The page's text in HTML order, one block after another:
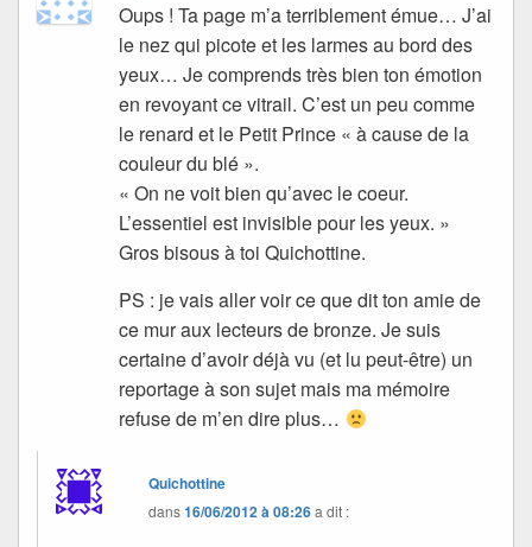
Oups ! Ta page m’a terriblement émue… J’ai
le nez qui picote et les larmes au bord des
yeux… Je comprends très bien ton émotion
en revoyant ce vitrail. C’est un peu comme
le renard et le Petit Prince « à cause de la
couleur du blé ».
« On ne voit bien qu’avec le coeur.
L’essentiel est invisible pour les yeux. »
Gros bisous à toi Quichottine.
PS : je vais aller voir ce que dit ton amie de
ce mur aux lecteurs de bronze. Je suis
certaine d’avoir déjà vu (et lu peut-être) un
reportage à son sujet mais ma mémoire
refuse de m’en dire plus…
Quichottine
dans16/06/2012 à 08:26a dit :